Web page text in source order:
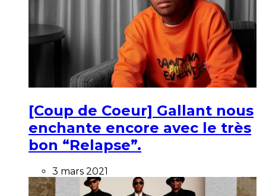
[Coup de Coeur] Gallant nous
enchante encore avec le très
bon “Relapse”.
3 mars 2021